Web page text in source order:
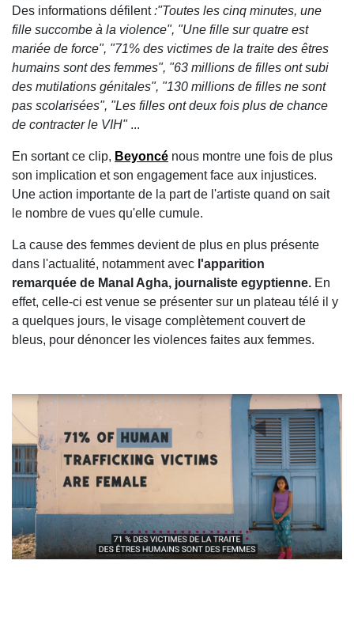
Des informations défilent:"Toutes les cinq minutes, une
fille succombe à la violence", "Une fille sur quatre est
mariée de force", "71% des victimes de la traite des êtres
humains sont des femmes", "63 millions de filles ont subi
des mutilations génitales", "130 millions de filles ne sont
pas scolarisées", "Les filles ont deux fois plus de chance
de contracter le VIH"...
En sortant ce clip, Beyoncé nous montre une fois de plus
son implication et son engagement face aux injustices.
Une action importante de la part de l'artiste quand on sait
le nombre de vues qu'elle cumule.
La cause des femmes devient de plus en plus présente
dans l'actualité, notamment avec l'apparition
remarquée de Manal Agha, journaliste egyptienne. En
effet, celle-ci est venue se présenter sur un plateau télé il y
a quelques jours, le visage complètement couvert de
bleus, pour dénoncer les violences faites aux femmes.